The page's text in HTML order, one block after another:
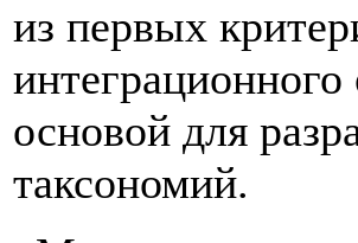
из первых
основой для
таксономий.